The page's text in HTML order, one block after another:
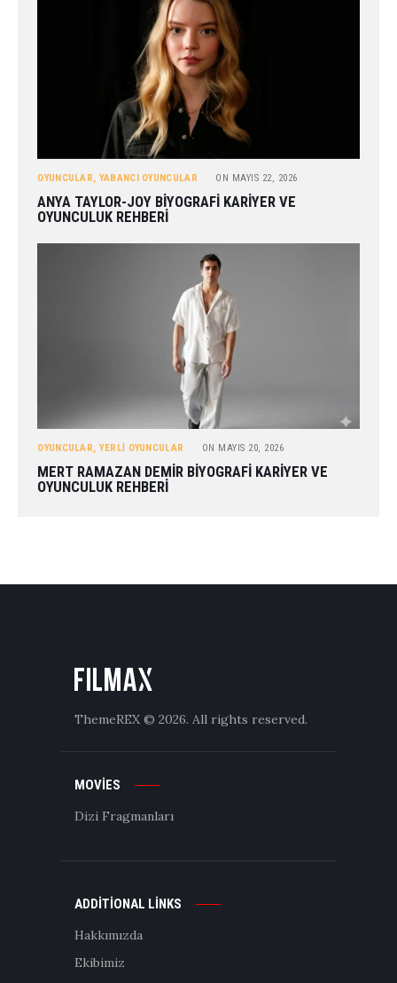
OYUNCULAR, YABANCI OYUNCULAR ON MAYIS 22, 2026
ANYA TAYLOR-JOY BIYOGRAFI KARIYER VE
OYUNCULUK REHBERI
OYUNCULAR, YERLI OYUNCULAR ON MAYIS 20, 2026
MERT RAMAZAN DEMIR BIYOGRAFI KARIYER VE
OYUNCULUK REHBERI
ThemeREX © 2026. All rights reserved.
MOVIES
Dizi Fragmanları
ADDITIONAL LINKS
Hakkımızda
Ekibimiz